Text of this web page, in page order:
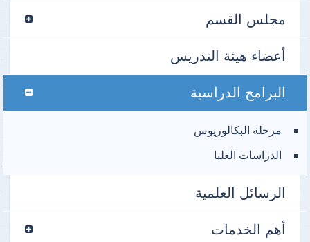
مجلس القسم
أعضاء هيئة التدريس
البرامج الدراسية
مرحلة البكالوريوس
الدراسات العليا
الرسائل العلمية
أهم الخدمات